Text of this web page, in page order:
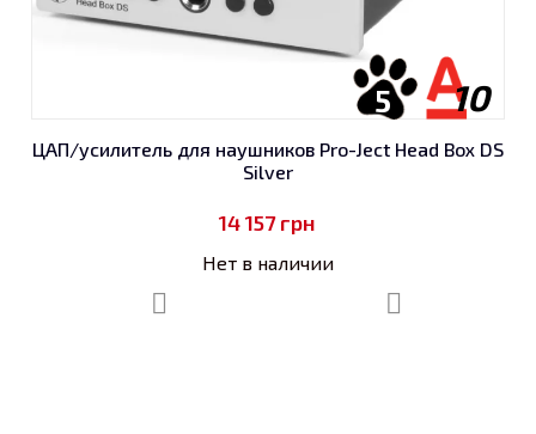
10
5
ЦАП/усилитель для наушников Pro-Ject Head Box DS
Silver
14 157грн
Нет в наличии